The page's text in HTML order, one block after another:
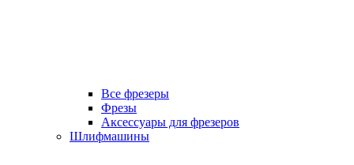
Все фрезеры
Фрезы
Аксессуары для фрезеров
Шлифмашины